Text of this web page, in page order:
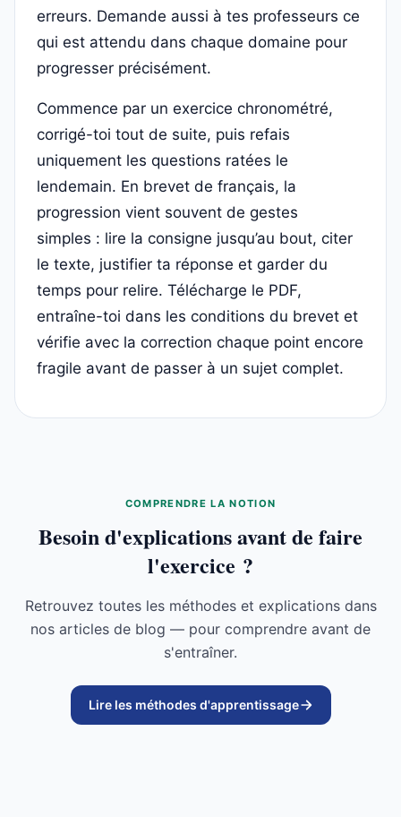
erreurs. Demande aussi à tes professeurs ce
qui est attendu dans chaque domaine pour
progresser précisément.
Commence par un exercice chronométré,
corrigé-toi tout de suite, puis refais
uniquement les questions ratées le
lendemain. En brevet de français, la
progression vient souvent de gestes
simples : lire la consigne jusqu’au bout, citer
le texte, justifier ta réponse et garder du
temps pour relire. Télécharge le PDF,
entraîne-toi dans les conditions du brevet et
vérifie avec la correction chaque point encore
fragile avant de passer à un sujet complet.
COMPRENDRE LA NOTION
Besoin d'explications avant de faire
l'exercice ?
Retrouvez toutes les méthodes et explications dans
nos articles de blog — pour comprendre avant de
s'entraîner.
Lire les méthodes d'apprentissage